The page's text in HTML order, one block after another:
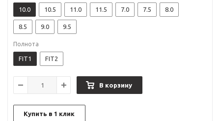
10.0 10.5 11.0 11.5 7.0 7.5 8.0
8.5 9.0 9.5
Полнота
FIT1 FIT2
В корзину
Купить в 1 клик